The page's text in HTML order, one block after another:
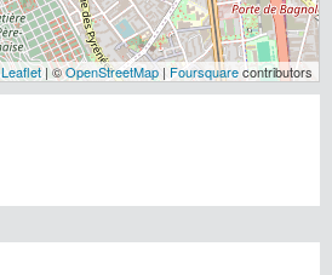
Leaflet| ©OpenStreetMap | Foursquarecontributors